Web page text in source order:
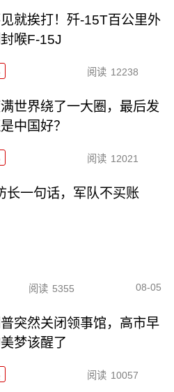
就挨打！歼-15T百公里外
喉F-15J
阅读 12238
世界绕了一大圈，最后发
中国好？
阅读 12021
长一句话，军队不买账
阅读 5355 08-05
突然关闭领事馆，高市早
梦该醒了
阅读 10057